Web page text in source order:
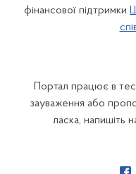
фінансової підтримки
Портал працює в
зауваження або
ласка, напишіть